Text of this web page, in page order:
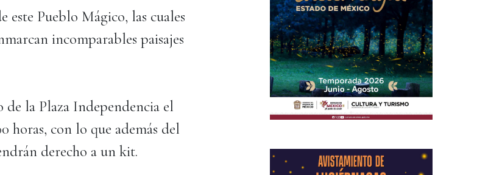
este Pueblo Mágico, las cuales
incomparables paisajes
de la Plaza Independencia el
horas, con lo que además del
derecho a un kit.